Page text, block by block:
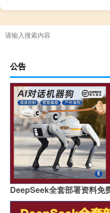
公告
DeepSeek全套部署资料免